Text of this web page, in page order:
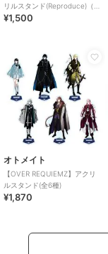
リルスタンド(Reproduce)（ラ
ンダム全6種）
¥1,500
オトメイト
【OVER REQUIEMZ】アクリ
ルスタンド(全6種)
¥1,870